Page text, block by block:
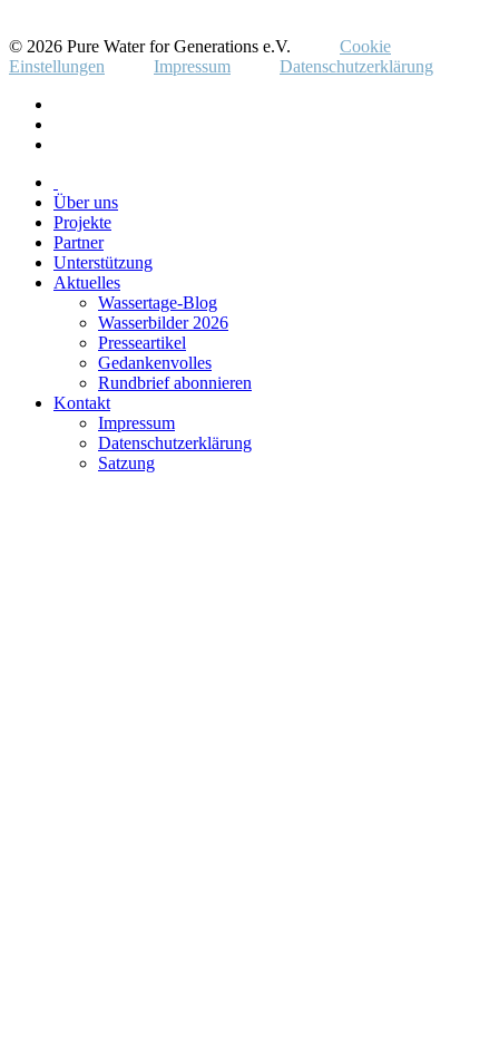
© 2026 Pure Water for Generations e.V.
Cookie
Einstellungen
Impressum Datenschutzerklärung
Über uns
Projekte
Partner
Unterstützung
Aktuelles
Wassertage-Blog
Wasserbilder 2026
Presseartikel
Gedankenvolles
Rundbrief abonnieren
Kontakt
Impressum
Datenschutzerklärung
Satzung